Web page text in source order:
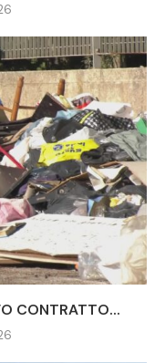
CONTRATTO...